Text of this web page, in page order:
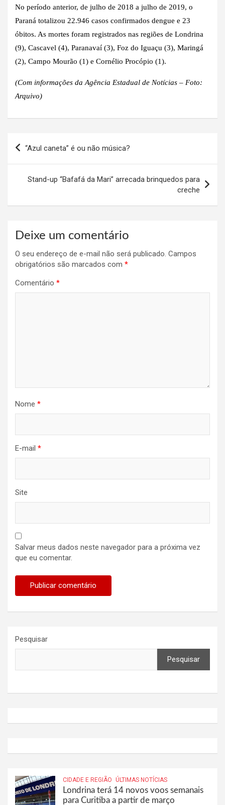
No período anterior, de julho de 2018 a julho de 2019, o
Paraná totalizou 22.946 casos confirmados dengue e 23
óbitos. As mortes foram registrados nas regiões de Londrina
(9), Cascavel (4), Paranavaí (3), Foz do Iguaçu (3), Maringá
(2), Campo Mourão (1) e Cornélio Procópio (1).
(Com informações da Agência Estadual de Notícias – Foto:
Arquivo)
“Azul caneta” é ou não música?
Stand-up “Bafafá da Mari” arrecada brinquedos para
creche
Deixe um comentário
O seu endereço de e-mail não será publicado. Campos
obrigatórios são marcados com *
Comentário *
Nome *
E-mail *
Site
Salvar meus dados neste navegador para a próxima vez
que eu comentar.
Pesquisar
Pesquisar
CIDADE E REGIÃO ÚLTIMAS NOTÍCIAS
Londrina terá 14 novos voos semanais
para Curitiba a partir de março